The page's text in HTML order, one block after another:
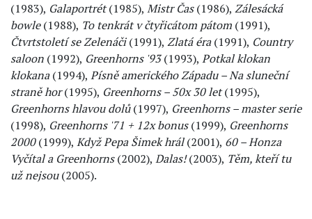
(1983), Galaportrét(1985), Mistr Čas(1986), Zálesácká
bowle(1988), To tenkrát v čtyřicátom pátom (1991),
Čtvrtstoletí se Zelenáči(1991), Zlatá éra(1991), Country
saloon (1992), Greenhorns '93(1993), Potkal klokan
klokana(1994), Písně amerického Západu – Na sluneční
straně hor(1995), Greenhorns – 50x 30 let(1995),
Greenhorns hlavou dolů(1997), Greenhorns – master serie
(1998), Greenhorns '71 + 12x bonus(1999), Greenhorns
2000(1999), Když Pepa Šimek hrál(2001), 60 – Honza
Vyčítal a Greenhorns(2002), Dalas!(2003), Těm, kteří tu
už nejsou(2005).